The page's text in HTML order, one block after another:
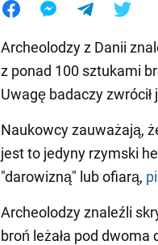
Archeolodzy z Danii
z ponad 100 sztukami
Uwagę badaczy
Naukowcy zauważają,
jest to jedyny rzymski
"darowizną" lub ofiarą,
Archeolodzy znaleźli
broń leżała pod